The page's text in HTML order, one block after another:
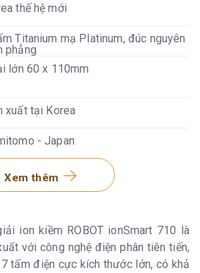
thế hệ mới
Titanium mạ Platinum, đúc nguyên
phẳng
lớn 60 x 110mm
xuất tại Korea
- Japan
Korea
1: 6 - 12 tháng (4000 lít) Lõi khác:
(8000 lít) Lõi UF: 18 -24 tháng
lít)
Xem thêm
ion kiềm ROBOT ionSmart 710 là
với công nghệ điện phân tiên tiến,
tấm điện cực kích thước lớn, có khả